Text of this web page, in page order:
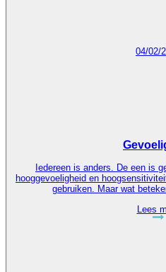
04/02/
Iedereen is anders. De een is
hooggevoeligheid en
gebruiken. Maar wat
Lees